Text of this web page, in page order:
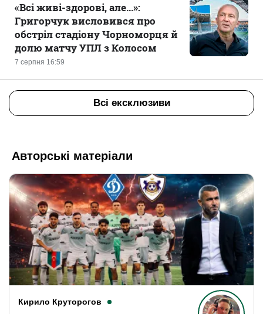
7 серпня 16:59
«Всі живі-здорові, але...»:
Григорчук висловився про
обстріл стадіону Чорноморця й
долю матчу УПЛ з Колосом
Всі ексклюзиви
Авторські матеріали
Кирило Круторогов